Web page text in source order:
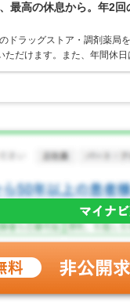
最高の休息から。年2
ドラッグストア・調剤薬局
ただけます。また、年間休